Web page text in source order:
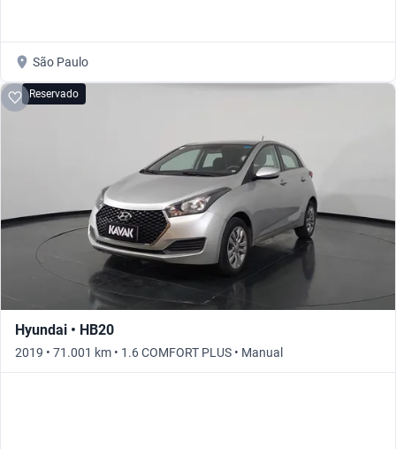
São Paulo
Reservado
Hyundai • HB20
2019 • 71.001 km • 1.6 COMFORT PLUS • Manual